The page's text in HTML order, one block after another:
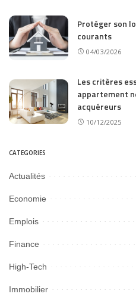
Protéger son
courants
04/03/2026
Les critères
appartement
acquéreurs
10/12/2025
CATEGORIES
Actualités
Economie
Emplois
Finance
High-Tech
Immobilier